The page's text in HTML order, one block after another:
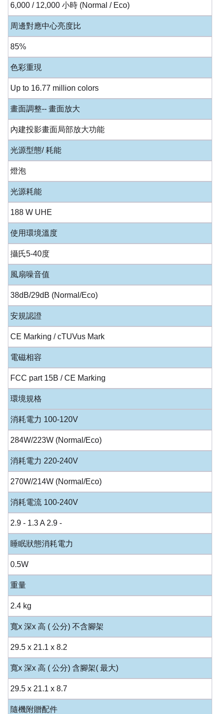
6,000 / 12,000 小時 (Normal / Eco)
周邊對應中心亮度比
85%
色彩重現
Up to 16.77 million colors
畫面調整-- 畫面放大
內建投影畫面局部放大功能
光源型態/ 耗能
燈泡
光源耗能
188 W UHE
使用環境溫度
攝氏5-40度
風扇噪音值
38dB/29dB (Normal/Eco)
安規認證
CE Marking / cTUVus Mark
電磁相容
FCC part 15B / CE Marking
環境規格
消耗電力 100-120V
284W/223W (Normal/Eco)
消耗電力 220-240V
270W/214W (Normal/Eco)
消耗電流 100-240V
2.9 - 1.3 A 2.9 -
睡眠狀態消耗電力
0.5W
重量
2.4 kg
寬x 深x 高 ( 公分) 不含腳架
29.5 x 21.1 x 8.2
寬x 深x 高 ( 公分) 含腳架( 最大)
29.5 x 21.1 x 8.7
隨機附贈配件